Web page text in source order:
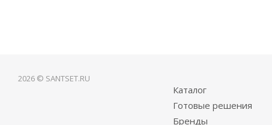
2026 © SANTSET.RU
Каталог
Готовые решения
Бренды